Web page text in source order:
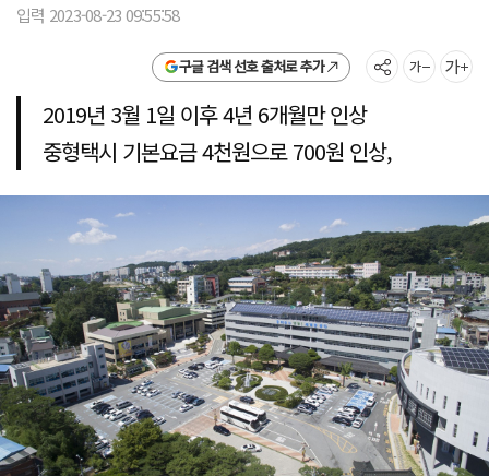
입력 2023-08-23 09:55:58
구글 검색 선호 출처로 추가
2019년 3월 1일 이후 4년 6개월만 인상
중형택시 기본요금 4천원으로 700원 인상,